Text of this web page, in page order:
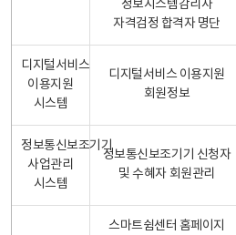
정보시스템감리사
자격검정 합격자 명단
디지털서비스
이용지원
시스템
디지털서비스 이용지원
회원정보
정보통신보조기기
사업관리
시스템
정보통신보조기기 신청자
및 수혜자 회원관리
스마트쉼센터 홈페이지